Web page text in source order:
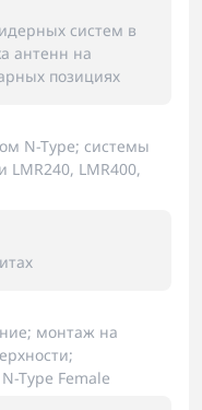
систем в
антенн на
позициях
N-Type; системы
LMR240, LMR400,
монтаж на
Type Female